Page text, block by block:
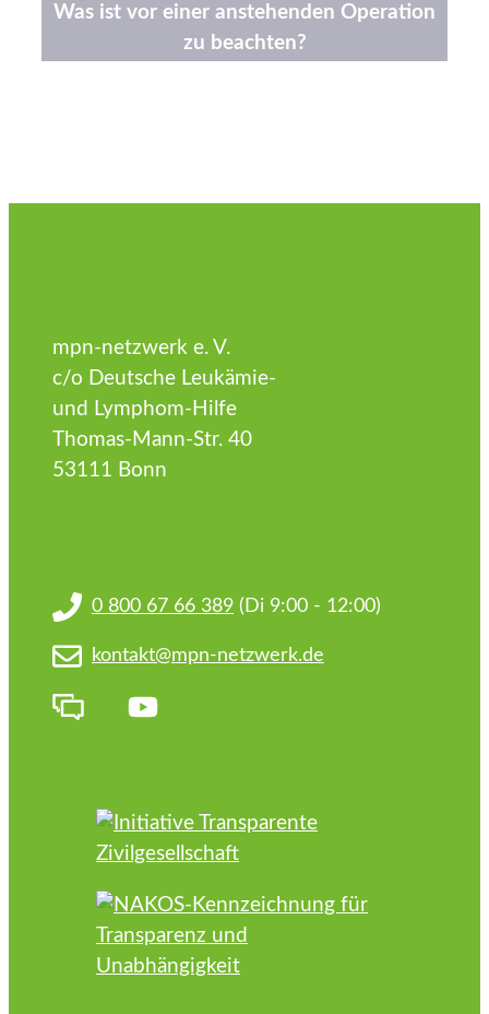
Was ist vor einer anstehenden Operation
zu beachten?
mpn-netzwerk e. V.
c/o Deutsche Leukämie-
und Lymphom-Hilfe
Thomas-Mann-Str. 40
53111 Bonn
0 800 67 66 389 (Di 9:00 - 12:00)
kontakt@mpn-netzwerk.de